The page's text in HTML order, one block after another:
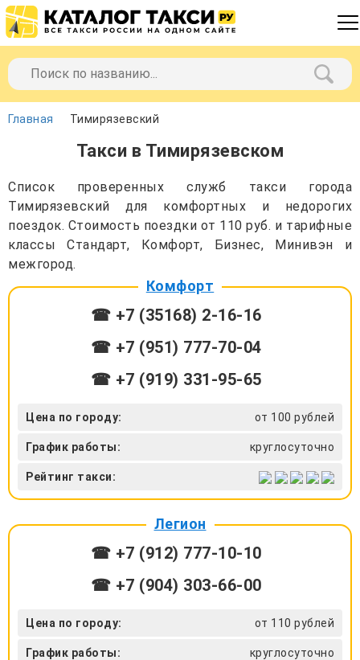
Главная Тимирязевский
Такси в Тимирязевском
Список проверенных служб такси города
Тимирязевский для комфортных и недорогих
поездок. Стоимость поездки от 110 руб. и тарифные
классы Стандарт, Комфорт, Бизнес, Минивэн и
межгород.
Комфорт
☎ +7 (35168) 2-16-16
☎ +7 (951) 777-70-04
☎ +7 (919) 331-95-65
Цена по городу: от 100 рублей
График работы: круглосуточно
Рейтинг такси:
Легион
☎ +7 (912) 777-10-10
☎ +7 (904) 303-66-00
Цена по городу: от 110 рублей
График работы: круглосуточно